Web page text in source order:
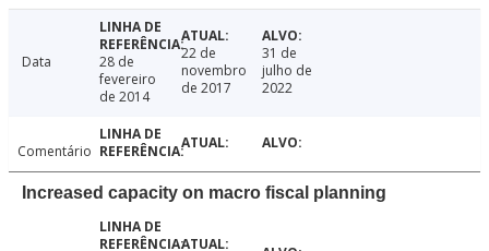
Data
28 de
fevereiro
de 2014
22 de
novembro
de 2017
31 de
julho de
2022
Comentário
Increased capacity on macro fiscal planning